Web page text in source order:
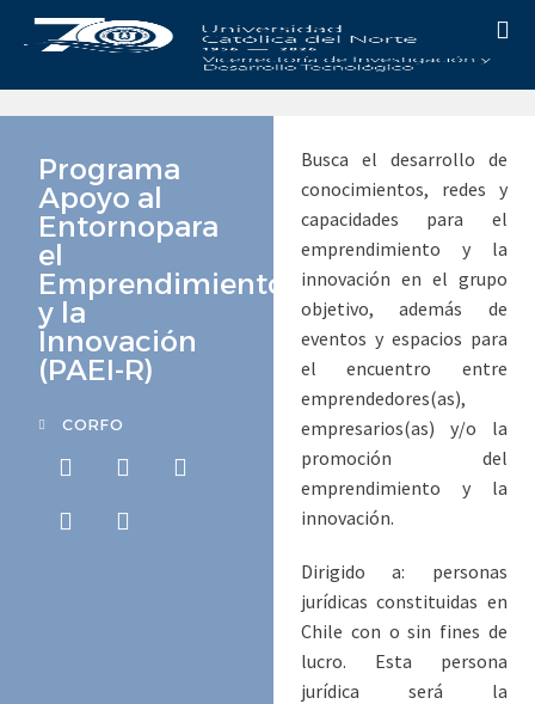
Programa
Apoyo al
Entornopara
el
Emprendimiento
y la
Innovación
(PAEI-R)
CORFO
Busca el desarrollo de
conocimientos, redes y
capacidades para el
emprendimiento y la
innovación en el grupo
objetivo, además de
eventos y espacios para
el encuentro entre
emprendedores(as),
empresarios(as) y/o la
promoción del
emprendimiento y la
innovación.
Dirigido a: personas
jurídicas constituidas en
Chile con o sin fines de
lucro. Esta persona
jurídica será la